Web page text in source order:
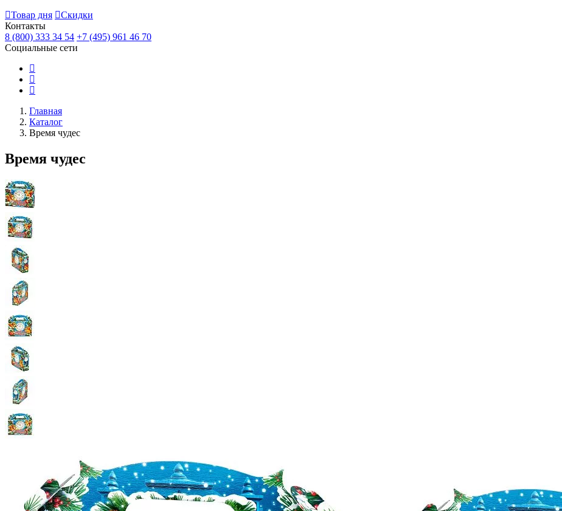
Товар дня
Скидки
Контакты
8 (800) 333 34 54 +7 (495) 961 46 70
Социальные сети
Главная
Каталог
Время чудес
Время чудес